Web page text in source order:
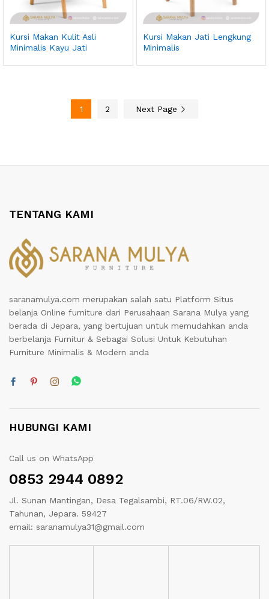
Kursi Makan Kulit Asli
Minimalis Kayu Jati
Kursi Makan Jati Lengkung
Minimalis
1 2 Next Page
TENTANG KAMI
saranamulya.com merupakan salah satu Platform Situs
belanja Online furniture dari Perusahaan Sarana Mulya yang
berada di Jepara, yang bertujuan untuk memudahkan anda
berbelanja Furnitur & Sebagai Solusi Untuk Kebutuhan
Furniture Minimalis & Modern anda
HUBUNGI KAMI
Call us on WhatsApp
0853 2944 0892
Jl. Sunan Mantingan, Desa Tegalsambi, RT.06/RW.02,
Tahunan, Jepara. 59427
email: saranamulya31@gmail.com